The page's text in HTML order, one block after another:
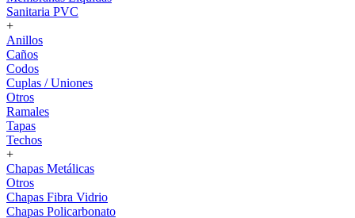
Sanitaria PVC
+
Anillos
Caños
Codos
Cuplas / Uniones
Otros
Ramales
Tapas
Techos
+
Chapas Metálicas
Otros
Chapas Fibra Vidrio
Chapas Policarbonato